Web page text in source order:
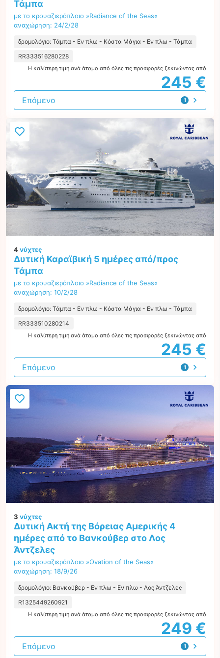
Τάμπα
με το κρουαζιερόπλοιο »Radiance of the Seas«
αναχώρηση: 24/2/28
δρομολόγιο: Τάμπα - Εν πλω - Κόστα Μάγια - Εν πλω - Τάμπα
RR333516280228
Η καλύτερη τιμή ανά άτομο από όλες τις προσφορές ξεκινώντας από
245 €
1
προσφορά
Επόμενο
4νύχτες
Δυτική Καραϊβική 5 ημέρες από/προς
Τάμπα
με το κρουαζιερόπλοιο »Radiance of the Seas«
αναχώρηση: 10/2/28
δρομολόγιο: Τάμπα - Εν πλω - Κόστα Μάγια - Εν πλω - Τάμπα
RR333510280214
Η καλύτερη τιμή ανά άτομο από όλες τις προσφορές ξεκινώντας από
245 €
1
προσφορά
Επόμενο
3 νύχτες
Δυτική Ακτή της Βόρειας Αμερικής 4
ημέρες από το Βανκούβερ στο Λος
Άντζελες
με το κρουαζιερόπλοιο »Ovation of the Seas«
αναχώρηση: 18/9/26
δρομολόγιο: Βανκούβερ - Εν πλω - Εν πλω - Λος Άντζελες
R1325449260921
Η καλύτερη τιμή ανά άτομο από όλες τις προσφορές ξεκινώντας από
249 €
1
προσφορά
Επόμενο